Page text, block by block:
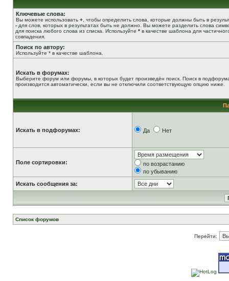
Ключевые слова:
Вы можете использовать + , чтобы определить слова, которые должны быть в
- для слов, которых в результатах быть не должно. Вы можете разделить слова
для поиска любого слова из списка. Используйте * в качестве шаблона для
совпадения.
Поиск по автору:
Используйте * в качестве шаблона.
Искать в форумах:
Выберите форум или форумы, в которых будет произведён поиск. Поиск в
производится автоматически, если вы не отключили соответствующую опцию ниже.
Искать в подфорумах: Да Нет
Поле сортировки:
по возрастанию
по убыванию
Искать сообщения за:
Список форумов
Перейти: